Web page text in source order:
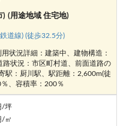
) (用途地域 住宅地)
道線) (徒歩32.5分)
状況詳細：建築中、建物構造：
状況：市区町村道、前面道路の
駅：厨川駅、駅距離：2,600m(徒
、容積率：200％
/坪
/㎡